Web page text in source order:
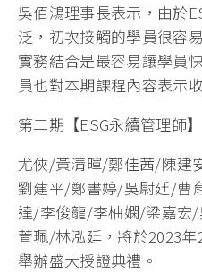
吳佰鴻理事長表示，由於
泛，初次接觸的學員很容
實務結合是最容易讓學員
員也對本期課程內容表示
第二期【ESG永續管理師】
尤俠/黃清暉/鄭佳茜/陳建
劉建平/鄭書婷/吳尉廷/曹
達/李俊龍/李柚嫻/梁嘉宏
萱珮/林泓廷，將於2023
舉辦盛大授證典禮。